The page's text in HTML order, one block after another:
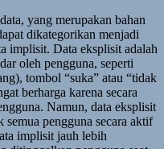
yang merupakan bahan
dikategorikan menjadi
implisit. Data eksplisit adalah
oleh pengguna, seperti
tombol “suka” atau “tidak
berharga karena secara
Namun, data eksplisit
pengguna secara aktif
implisit jauh lebih